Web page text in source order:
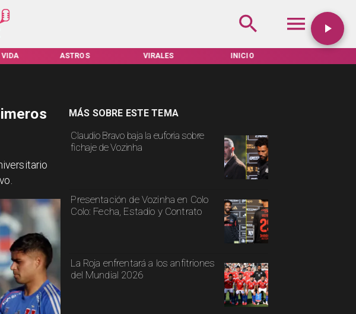
VIDA ASTROS VIRALES INICIO
Claudio Bravo baja la euforia sobre
fichaje de Vozinha
Presentación de Vozinha en Colo
Colo: Fecha, Estadio y Contrato
La Roja enfrentará a los anfitriones
del Mundial 2026
MÁS SOBRE ESTE TEMA